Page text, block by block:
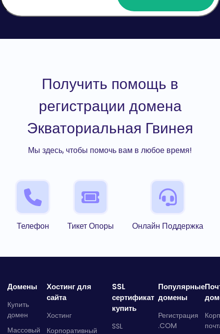
Получить помощь в
регистрации домена
Экваториальная Гвинея
Мы здесь, чтобы помочь вам в любое время!
Телефон Тикет Опоры Онлайн Поддержка
Домены
Купить
домен
Массовый
Хостинг для
сайта
Хостинг
Корпоративный
SSL
сертификат
купить
SSL
Популярные
домены
Регистрация
.COM